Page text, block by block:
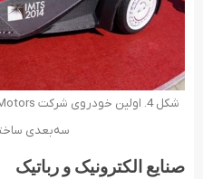
سه‌بعدی
صنایع الکترونیک و رباتیک